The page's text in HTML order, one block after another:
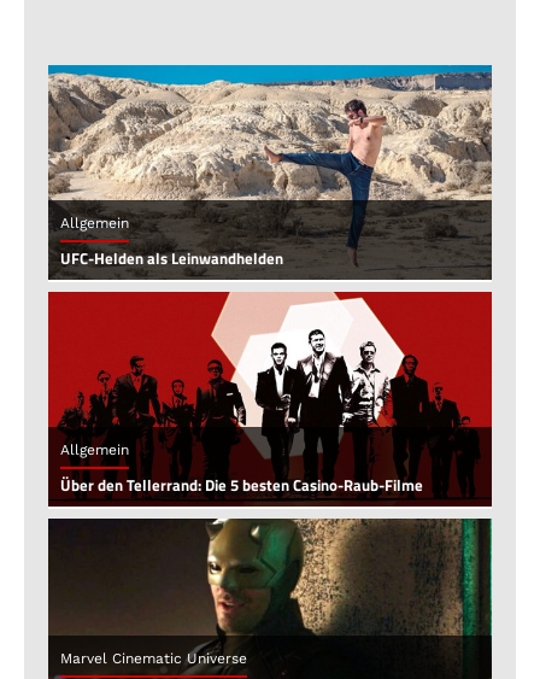
Allgemein
UFC-Helden als Leinwandhelden
Allgemein
Über den Tellerrand: Die 5 besten Casino-Raub-Filme
Marvel Cinematic Universe